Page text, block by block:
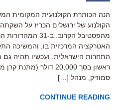
הנה הכותרת הקולנועית המקומית
הקולנוע של ירושלים הכריז על
מהפסטיבל הקרוב.
האטרקציה המרכזית בו, והמשיכה
התחרות הישראלית. ועכשיו תהיה
ראשון בסך 20,000 דולר
סמוזיק, מנהל […]
CONTINUE READING